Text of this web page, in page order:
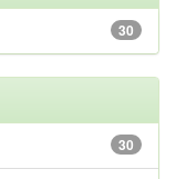
30
30